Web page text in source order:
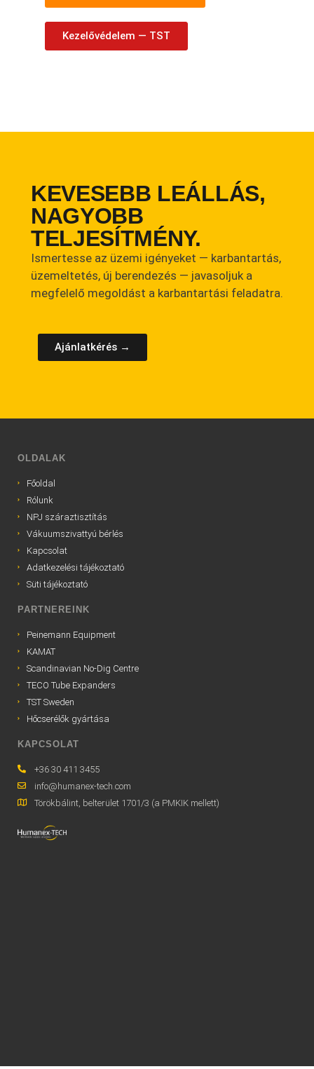
Kezelővédelem — TST
KEVESEBB LEÁLLÁS,
NAGYOBB
TELJESÍTMÉNY.
Ismertesse az üzemi igényeket — karbantartás,
üzemeltetés, új berendezés — javasoljuk a
megfelelő megoldást a karbantartási feladatra.
Ajánlatkérés →
OLDALAK
Főoldal
Rólunk
NPJ száraztisztítás
Vákuumszivattyú bérlés
Kapcsolat
Adatkezelési tájékoztató
Süti tájékoztató
PARTNEREINK
Peinemann Equipment
KAMAT
Scandinavian No-Dig Centre
TECO Tube Expanders
TST Sweden
Hőcserélők gyártása
KAPCSOLAT
+36 30 411 3455
info@humanex-tech.com
Törökbálint, belterület 1701/3 (a PMKIK mellett)